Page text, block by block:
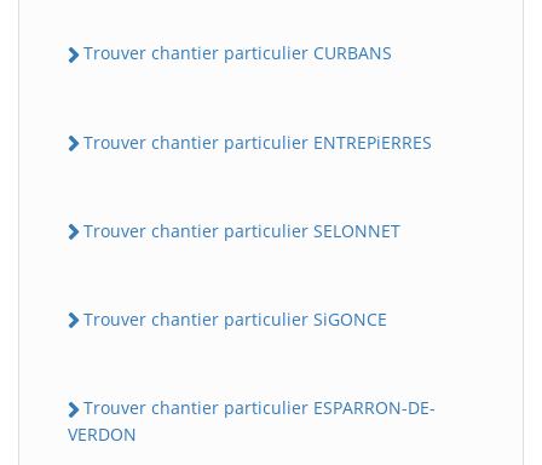
Trouver chantier particulier CURBANS
Trouver chantier particulier ENTREPiERRES
Trouver chantier particulier SELONNET
Trouver chantier particulier SiGONCE
Trouver chantier particulier ESPARRON-DE-
VERDON